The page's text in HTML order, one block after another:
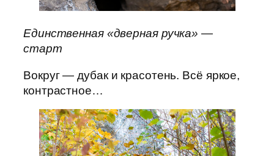
Единственная «дверная ручка» —
старт
Вокруг — дубак и красотень. Всё яркое,
контрастное…